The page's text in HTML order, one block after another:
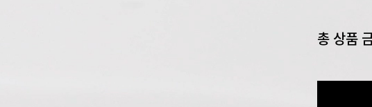
총 상품